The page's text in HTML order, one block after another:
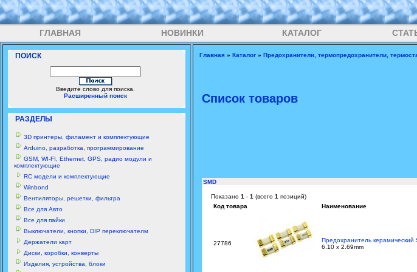
ГЛАВНАЯ НОВИНКИ КАТАЛОГ
ПОИСК
Введите слово для поиска.
Расширенный поиск
РАЗДЕЛЫ
3D принтеры, филамент и комплектующие
Arduino, разработка, программирование
GSM, WI-FI, Ethernet, GPS, радио модули и
комплектующие
RC модели и комплектующие
Winbond
Вентиляторы, решетки, фильтра
Все для Авто
Все для пайки
Выключатели, кнопки, DIP переключателм
Держатели карт
Диски, коробки, конверты
Изделия, устройства, блоки
Главная » Каталог » Предохранители, термопредохранители,
Список товаров
SMD
Показано 1 - 1 (всего 1 позиций)
Код товара
Наименование
27786
Предохранитель
6.10 x 2.69mm